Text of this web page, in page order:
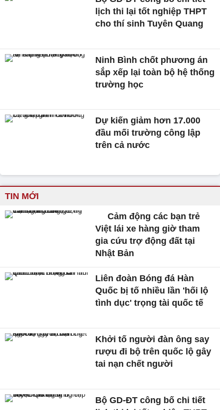
lịch thi lại tốt nghiệp THPT
cho thí sinh Tuyên Quang
Ninh Bình chốt phương án
sắp xếp lại toàn bộ hệ thống
trường học
Dự kiến giảm hơn 17.000
đầu mối trường công lập
trên cả nước
TIN MỚI
Cảm động các bạn trẻ
Việt lái xe hàng giờ tham
gia cứu trợ động đất tại
Nhật Bản
Liên đoàn Bóng đá Hàn
Quốc bị tố nhiều lần 'hối lộ
tình dục' trọng tài quốc tế
Khởi tố người đàn ông say
rượu đi bộ trên quốc lộ gây
tai nạn chết người
Bộ GD-ĐT công bố chi tiết